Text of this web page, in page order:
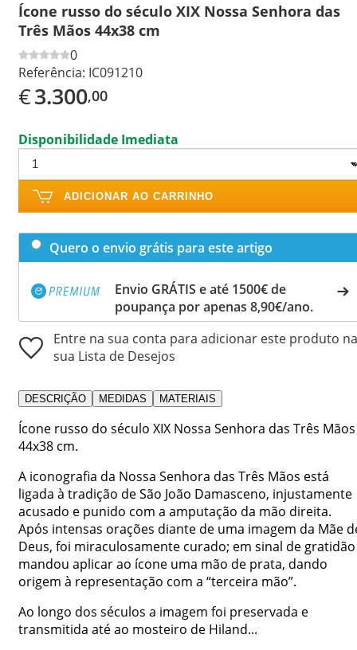
Ícone russo do século XIX Nossa Senhora das
Três Mãos 44x38 cm
0
Referência: IC091210
€3.300,00
Disponibilidade Imediata
ADICIONAR AO CARRINHO
Quero o envio grátis para este artigo
Envio GRÁTIS e até 1500€ de
poupança por apenas 8,90€/ano.
Entre na sua conta para adicionar este produto na
sua Lista de Desejos
DESCRIÇÃO MEDIDAS MATERIAIS
Ícone russo do século XIX Nossa Senhora das Três Mãos
44x38 cm.
A iconografia da Nossa Senhora das Três Mãos está
ligada à tradição de São João Damasceno, injustamente
acusado e punido com a amputação da mão direita.
Após intensas orações diante de uma imagem da Mãe
Deus, foi miraculosamente curado; em sinal de gratidão
mandou aplicar ao ícone uma mão de prata, dando
origem à representação com a “terceira mão”.
Ao longo dos séculos a imagem foi preservada e
transmitida até ao mosteiro de Hiland...